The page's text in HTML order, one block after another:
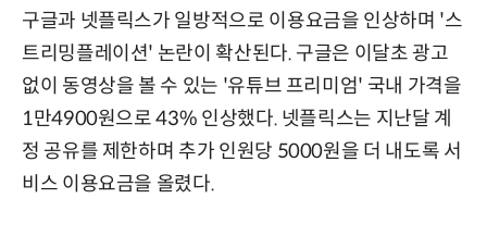
구글과 넷플릭스가 일방적으로 이용요금을 인상하며 '스
트리밍플레이션' 논란이 확산된다. 구글은 이달초 광고
없이 동영상을 볼 수 있는 '유튜브 프리미엄' 국내 가격을
1만4900원으로 43% 인상했다. 넷플릭스는 지난달 계
정 공유를 제한하며 추가 인원당 5000원을 더 내도록 서
비스 이용요금을 올렸다.